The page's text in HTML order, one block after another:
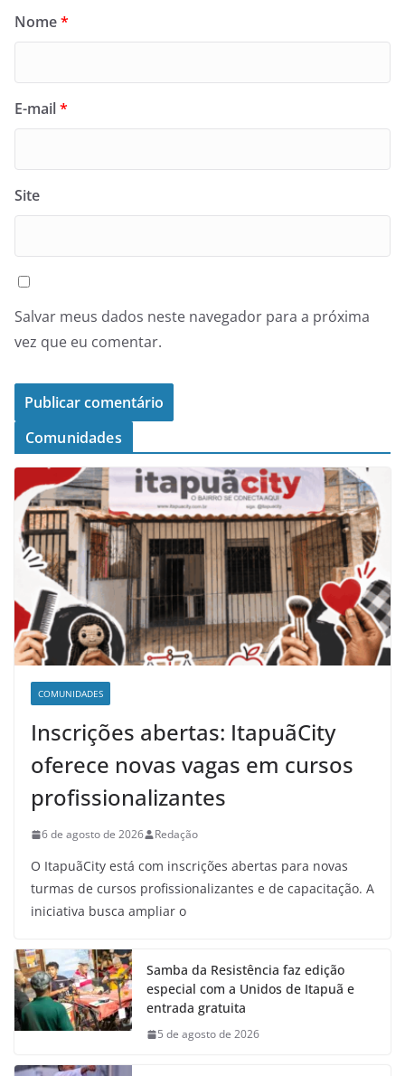
Nome*
E-mail*
Site
Salvar meus dados neste navegador para a próxima
vez que eu comentar.
Comunidades
COMUNIDADES
Inscrições abertas: ItapuãCity
oferece novas vagas em cursos
profissionalizantes
6 de agosto de 2026 Redação
O ItapuãCity está com inscrições abertas para novas
turmas de cursos profissionalizantes e de capacitação. A
iniciativa busca ampliar o
Samba da Resistência faz edição
especial com a Unidos de Itapuã e
entrada gratuita
5 de agosto de 2026